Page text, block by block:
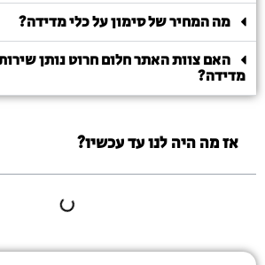
מה המחיר של סימון על כלי מדידה?
האם צוות האתר חלום חרוט נותן
מדידה?
אז מה היה לנו עד עכשיו?